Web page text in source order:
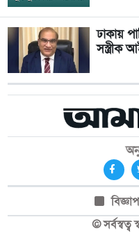
ঢাকায়
সস্ত্রীক
© সর্বস্বত্ব